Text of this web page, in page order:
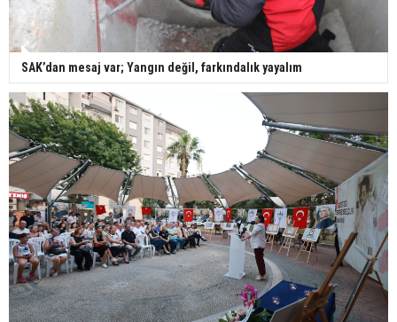
SAK’dan mesaj var; Yangın değil, farkındalık yayalım